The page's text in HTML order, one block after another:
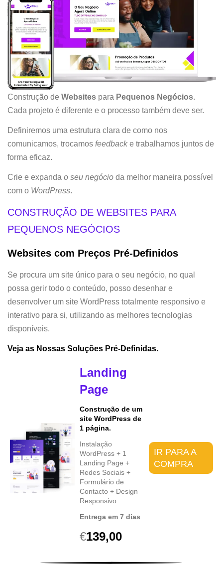
Construção de Websites para Pequenos Negócios.
Cada projeto é diferente e o processo também deve ser.
Definiremos uma estrutura clara de como nos
comunicamos, trocamos feedbacke trabalhamos juntos de
forma eficaz.
Crie e expanda o seu negócio da melhor maneira possível
com o WordPress.
CONSTRUÇÃO DE WEBSITES PARA
PEQUENOS NEGÓCIOS
Websites com Preços Pré-Definidos
Se procura um site único para o seu negócio, no qual
possa gerir todo o conteúdo, posso desenhar e
desenvolver um site WordPress totalmente responsivo e
interativo para si, utilizando as melhores tecnologias
disponíveis.
Veja as Nossas Soluções Pré-Definidas.
Landing
Page
Construção de um
site WordPress de
1 página.
Instalação
WordPress + 1
Landing Page +
Redes Sociais +
Formulário de
Contacto + Design
Responsivo
Entrega em 7 dias
€139,00
IR PARA A
COMPRA